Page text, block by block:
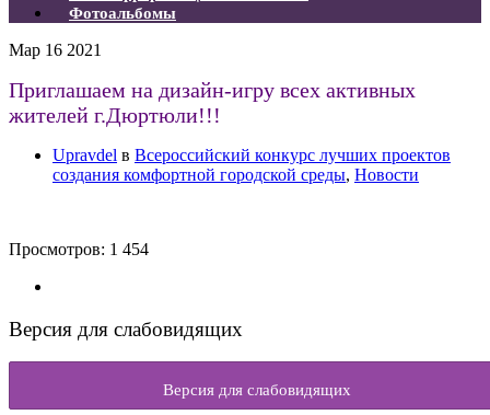
Фотоальбомы
Мар 16 2021
Приглашаем на дизайн-игру всех активных
жителей г.Дюртюли!!!
Upravdel в Всероссийский конкурс лучших проектов
создания комфортной городской среды, Новости
Просмотров: 1 454
Версия для слабовидящих
Версия для слабовидящих